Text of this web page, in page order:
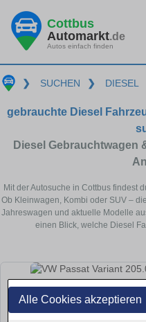
Alle Cookies akzeptieren
Cottbus
Automarkt.de
Autos einfach finden
❯ SUCHEN ❯ DIESEL
gebrauchte Diesel
Diesel Gebrauchtwagen
Mit der Autosuche in Cottbus findest
Ob Kleinwagen, Kombi oder SUV –
Jahreswagen und aktuelle Modelle
einen Blick, welche Diesel